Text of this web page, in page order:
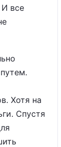
И все
Хотя на
Спустя